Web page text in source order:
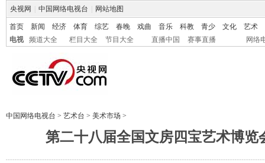
央视网 中国网络电视台 网站地图
首页 新闻 经济 体育 综艺 春晚 戏曲 音乐 科教 青少 文化
艺术
电视
频道大全 栏目大全 节目大全 直播中国 赛事直播 网络
中国网络电视台 > 艺术台 > 美术市场 >
第二十八届全国文房四宝艺术博览